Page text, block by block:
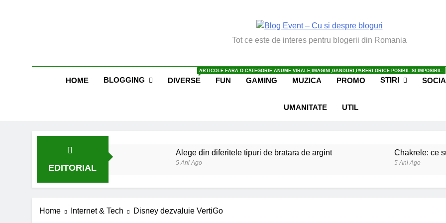
Blog Event – Cu Si Despre
Tot ce este de interes pentru blogerii din Romania
HOME BLOGGING DIVERSE
ARTICOLE FARA O CATEGORIE ANUME.VIRALE,IMAGINI,GANDURI,PARERI ORICE POSIBIL SI IMPOSIBIL.
FUN GAMING MUZICA PROMO STIRI
UMANITATE UTIL
EDITORIAL
Alege din diferitele tipuri de bratara de argint
5 Ani Ago
Chakrele: ce
5 Ani Ago
6 Ani Ago 6 Ani Ago
6 Ani Ago
Home Internet & Tech Disney dezvaluie VertiGo